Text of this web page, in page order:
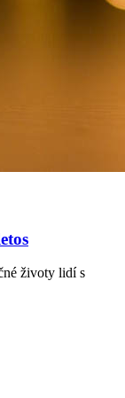
životy lidí s